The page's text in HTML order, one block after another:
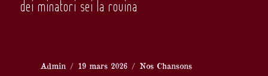
dei minatori sei la rovina
Auteur
Admin
Publié
19 mars 2026 Catégories
Nos Chansons